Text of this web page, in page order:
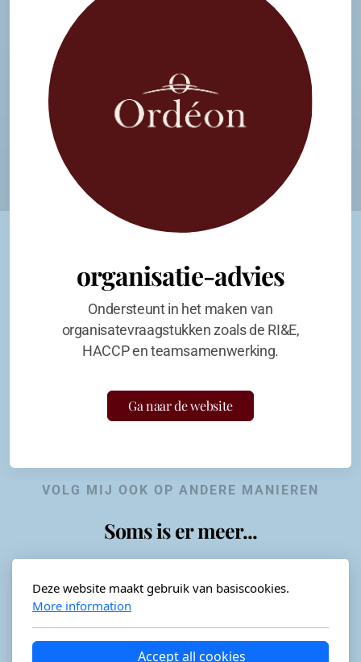
organisatie-advies
Ondersteunt in het maken van
organisatevraagstukken zoals de RI&E,
HACCP en teamsamenwerking.
Ga naar de website
VOLG MIJ OOK OP ANDERE MANIEREN
Soms is er meer...
Horeca-advies
Deze website maakt gebruik van basiscookies.
More information
Accept all cookies